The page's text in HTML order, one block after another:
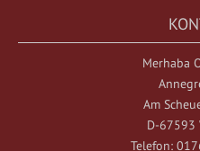
Merhaba
Am
D-67593
Telefon: